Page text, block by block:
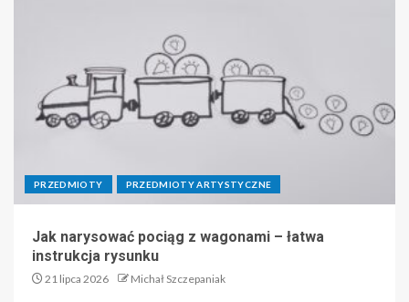
PRZEDMIOTY PRZEDMIOTY ARTYSTYCZNE
Jak narysować pociąg z wagonami – łatwa
instrukcja rysunku
21 lipca 2026 Michał Szczepaniak